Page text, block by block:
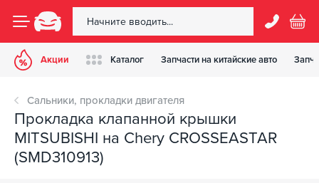
Акции Каталог Запчасти на китайские авто
Сальники, прокладки двигателя
Прокладка клапанной крышки
MITSUBISHI на Chery CROSSEASTAR
(SMD310913)